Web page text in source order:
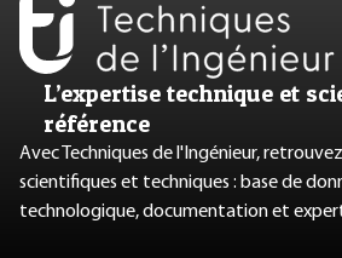
L’expertise technique et
référence
Avec Techniques de l'Ingénieur,
scientifiques et techniques : base de
technologique, documentation et